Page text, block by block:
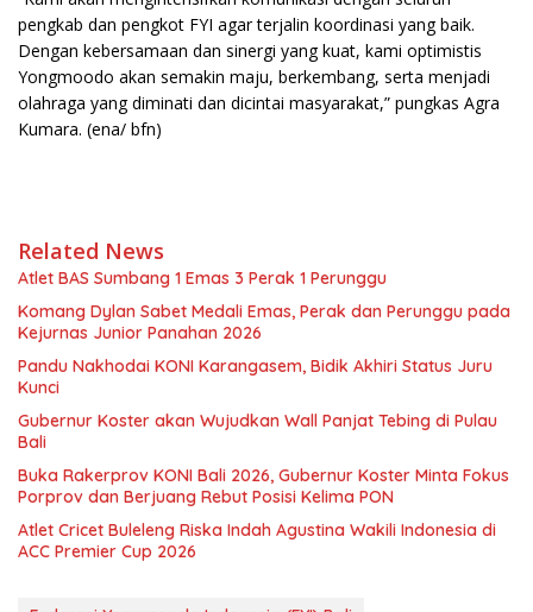
pengkab dan pengkot FYI agar terjalin koordinasi yang baik.
Dengan kebersamaan dan sinergi yang kuat, kami optimistis
Yongmoodo akan semakin maju, berkembang, serta menjadi
olahraga yang diminati dan dicintai masyarakat,” pungkas Agra
Kumara. (ena/ bfn)
Related News
Atlet BAS Sumbang 1 Emas 3 Perak 1 Perunggu
Komang Dylan Sabet Medali Emas, Perak dan Perunggu pada
Kejurnas Junior Panahan 2026
Pandu Nakhodai KONI Karangasem, Bidik Akhiri Status Juru
Kunci
Gubernur Koster akan Wujudkan Wall Panjat Tebing di Pulau
Bali
Buka Rakerprov KONI Bali 2026, Gubernur Koster Minta Fokus
Porprov dan Berjuang Rebut Posisi Kelima PON
Atlet Cricet Buleleng Riska Indah Agustina Wakili Indonesia di
ACC Premier Cup 2026